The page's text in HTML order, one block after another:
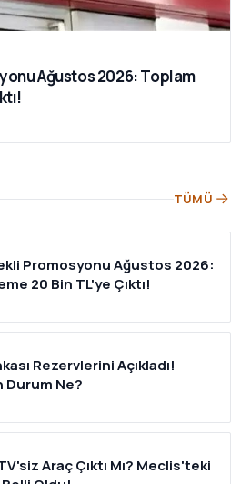
Ağustos 2026: Toplam
TÜMÜ
Promosyonu Ağustos 2026:
20 Bin TL'ye Çıktı!
Rezervlerini Açıkladı!
Durum Ne?
Araç Çıktı Mı? Meclis'teki